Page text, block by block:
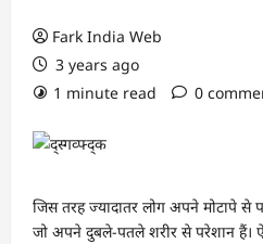
Fark India Web
3 years ago
1 minute read
0
जिस तरह ज्यादातर लोग अपने मोटापे से
जो अपने दुबले-पतले शरीर से परेशान